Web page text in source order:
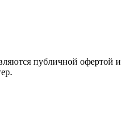
публичной офертой и